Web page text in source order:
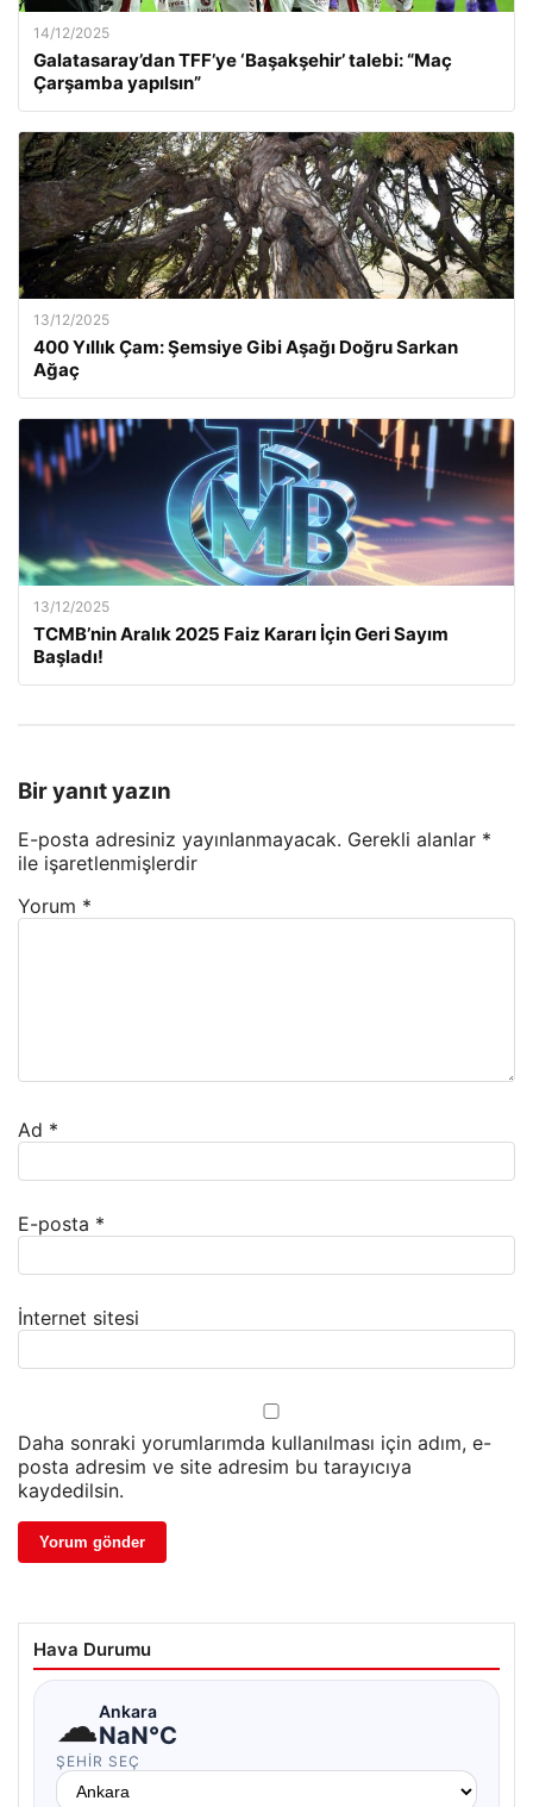
14/12/2025
Galatasaray’dan TFF’ye ‘Başakşehir’ talebi: “Maç
Çarşamba yapılsın”
13/12/2025
400 Yıllık Çam: Şemsiye Gibi Aşağı Doğru Sarkan
Ağaç
13/12/2025
TCMB’nin Aralık 2025 Faiz Kararı İçin Geri Sayım
Başladı!
Bir yanıt yazın
E-posta adresiniz yayınlanmayacak. Gerekli alanlar *
ile işaretlenmişlerdir
Yorum *
Ad *
E-posta *
İnternet sitesi
Daha sonraki yorumlarımda kullanılması için adım, e-
posta adresim ve site adresim bu tarayıcıya
kaydedilsin.
Hava Durumu
☁Ankara
NaN°C
ŞEHIR SEÇ